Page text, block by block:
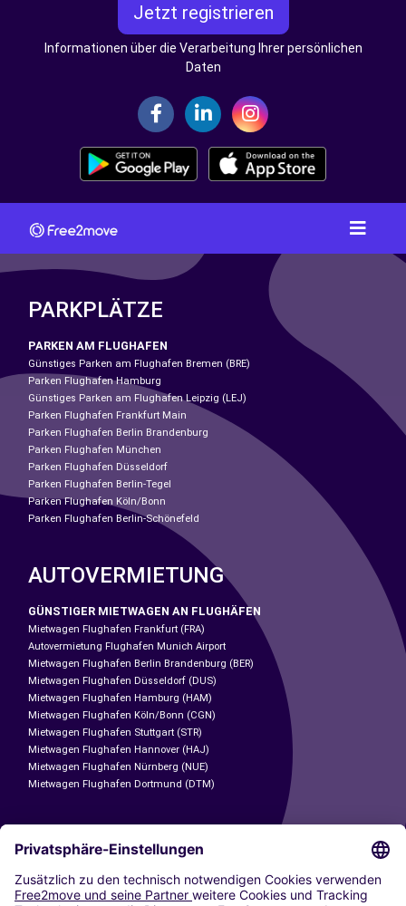
Jetzt registrieren
Informationen über die Verarbeitung Ihrer persönlichen
Daten
PARKPLÄTZE
PARKEN AM FLUGHAFEN
Günstiges Parken am Flughafen Bremen (BRE)
Parken Flughafen Hamburg
Günstiges Parken am Flughafen Leipzig (LEJ)
Parken Flughafen Frankfurt Main
Parken Flughafen Berlin Brandenburg
Parken Flughafen München
Parken Flughafen Düsseldorf
Parken Flughafen Berlin-Tegel
Parken Flughafen Köln/Bonn
Parken Flughafen Berlin-Schönefeld
AUTOVERMIETUNG
GÜNSTIGER MIETWAGEN AN FLUGHÄFEN
Mietwagen Flughafen Frankfurt (FRA)
Autovermietung Flughafen Munich Airport
Mietwagen Flughafen Berlin Brandenburg (BER)
Mietwagen Flughafen Düsseldorf (DUS)
Mietwagen Flughafen Hamburg (HAM)
Mietwagen Flughafen Köln/Bonn (CGN)
Mietwagen Flughafen Stuttgart (STR)
Mietwagen Flughafen Hannover (HAJ)
Mietwagen Flughafen Nürnberg (NUE)
Mietwagen Flughafen Dortmund (DTM)
CARSHARING
UNSERE STÄDTE
Paris